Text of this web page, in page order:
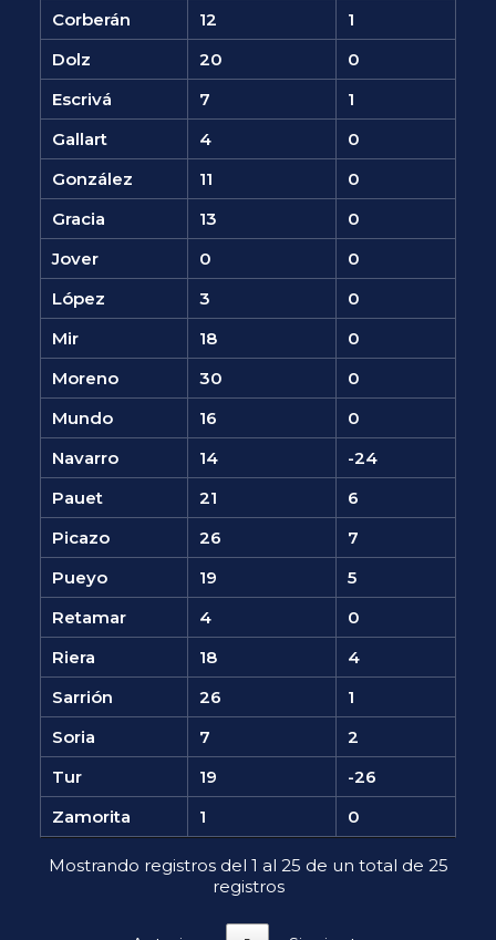
Corberán
12
1
Dolz
20
0
Escrivá
7
1
Gallart
4
0
González
11
0
Gracia
13
0
Jover
0
0
López
3
0
Mir
18
0
Moreno
30
0
Mundo
16
0
Navarro
14
-24
Pauet
21
6
Picazo
26
7
Pueyo
19
5
Retamar
4
0
Riera
18
4
Sarrión
26
1
Soria
7
2
Tur
19
-26
Zamorita
1 0
Mostrando registros del 1 al 25 de un total de 25
registros